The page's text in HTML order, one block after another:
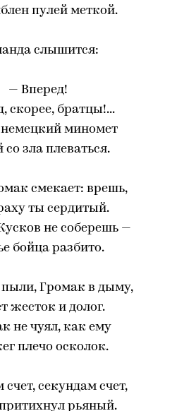
пулей меткой.
слышится:
— Вперед!
скорее, братцы!...
немецкий миномет
со зла плеваться.
смекает: врешь,
ты сердитый.
не соберешь —
бойца разбито.
Громак в дыму,
жесток и долог.
не чуял, как ему
плечо осколок.
секундам счет,
рьяный.